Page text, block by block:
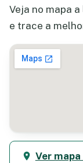
Veja no mapa
e trace a
Ver